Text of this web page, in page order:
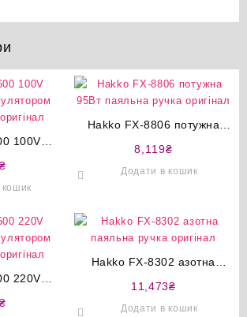
100V
₴
Hakko FX-8806 потужна
оригінал
8,119₴
Додати в кошик
220V
₴
Hakko FX-8302 азотна
11,473₴
Додати в кошик